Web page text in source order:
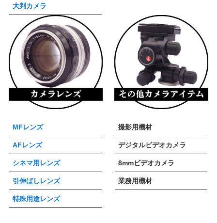
大判カメラ
MFレンズ
AFレンズ
シネマ用レンズ
引伸ばしレンズ
特殊用途レンズ
撮影用機材
デジタルビデオカメラ
8mmビデオカメラ
業務用機材